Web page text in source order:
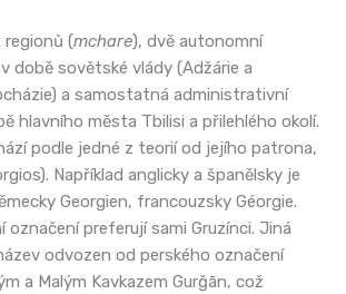
regionů (mchare), dvě autonomní
době sovětské vlády (Adžárie a
a samostatná administrativní
hlavního města Tbilisi a přilehlého okolí.
podle jedné z teorií od jejího patrona,
Například anglicky a španělsky je
Georgien, francouzsky Géorgie.
označení preferují sami Gruzínci. Jiná
odvozen od perského označení
a Malým Kavkazem Gurğān, což